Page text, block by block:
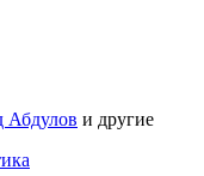
Абдулов и другие